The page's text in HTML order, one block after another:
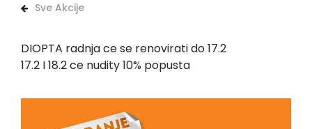
Sve Akcije
DIOPTA radnja ce se renovirati do 17.2
17.2 I 18.2 ce nudity 10% popusta